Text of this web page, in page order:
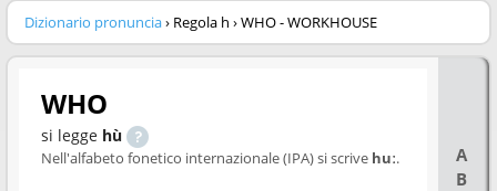
Dizionario pronuncia› Regola h › WHO - WORKHOUSE
A
B
WHO
si legge hù
Nell'alfabeto fonetico internazionale (IPA) si scrive huː.